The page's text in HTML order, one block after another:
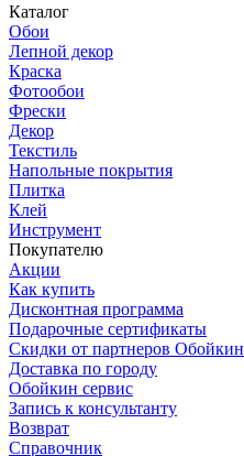
Каталог
Обои
Лепной декор
Краска
Фотообои
Фрески
Декор
Текстиль
Напольные покрытия
Плитка
Клей
Инструмент
Покупателю
Акции
Как купить
Дисконтная программа
Подарочные сертификаты
Скидки от партнеров Обойкин
Доставка по городу
Обойкин сервис
Запись к консультанту
Возврат
Справочник